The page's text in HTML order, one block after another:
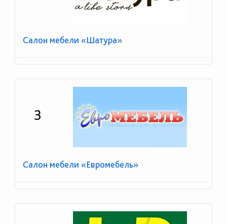
Салон мебели «Шатура»
3
Салон мебели «Евромебель»